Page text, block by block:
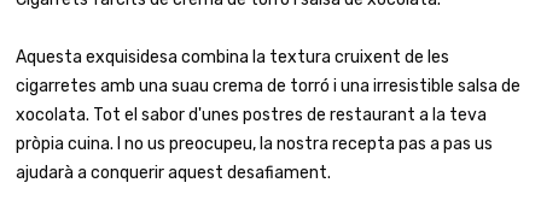
Aquesta exquisidesa combina la textura cruixent de les
cigarretes amb una suau crema de torró i una irresistible salsa de
xocolata. Tot el sabor d'unes postres de restaurant a la teva
pròpia cuina. I no us preocupeu, la nostra recepta pas a pas us
ajudarà a conquerir aquest desafiament.